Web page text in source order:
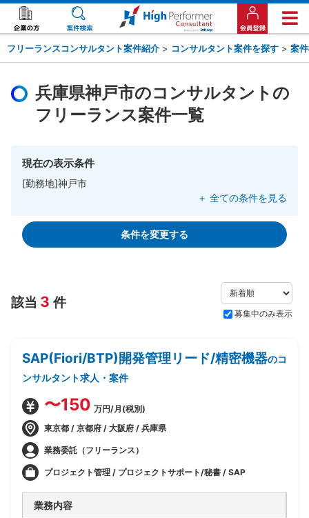
フリーランスコンサルタント案件紹介 > コンサルタント案件を探す > 案
兵庫県神戸市のコンサルタントの
フリーランス案件一覧
現在の表示条件
[勤務地]神戸市
＋ 全ての条件を見る
条件を変更する
該当 3 件
募集中のみ表示
SAP(Fiori/BTP)開発管理リード/精密機器のコ
ンサルタント求人・案件
〜150 万円/月(税別)
東京都 / 京都府 / 大阪府 / 兵庫県
業務委託（フリーランス）
プロジェクト管理 / プロジェクトサポート/秘書 / SAP
業務内容